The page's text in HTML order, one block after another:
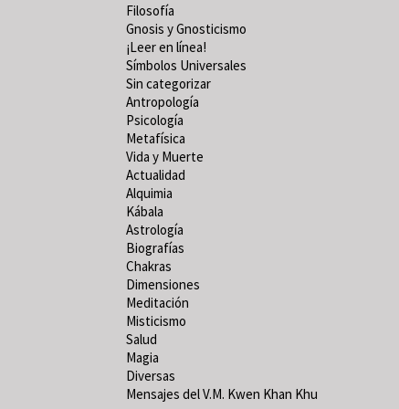
Filosofía
Gnosis y Gnosticismo
¡Leer en línea!
Símbolos Universales
Sin categorizar
Antropología
Psicología
Metafísica
Vida y Muerte
Actualidad
Alquimia
Kábala
Astrología
Biografías
Chakras
Dimensiones
Meditación
Misticismo
Salud
Magia
Diversas
Mensajes del V.M. Kwen Khan Khu